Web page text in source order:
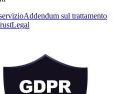
Addendum sul trattamento
Legal